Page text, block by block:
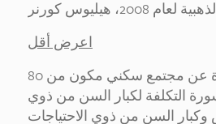
هيليوس كورنر
اعرض أقل
هيليوس كورنر عبارة عن مجتمع سكني مكون من 80
التكلفة لكبار السن من ذوي
السن من ذوي الاحتياجات